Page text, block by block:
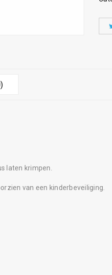
laten krimpen.
van een kinderbeveiliging.